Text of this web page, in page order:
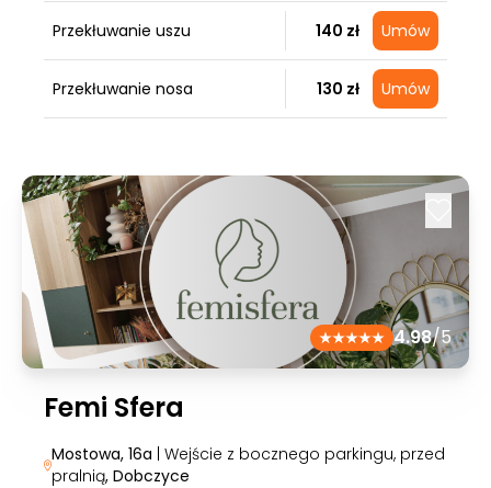
Przekłuwanie uszu 140 zł Umów
Przekłuwanie nosa 130 zł Umów
4.98/5
Femi Sfera
Mostowa, 16a | Wejście z bocznego parkingu, przed
pralnią, Dobczyce